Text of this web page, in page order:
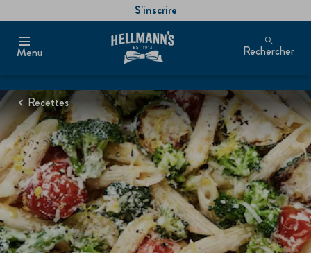
S'inscrire
Menu Rechercher
Recettes